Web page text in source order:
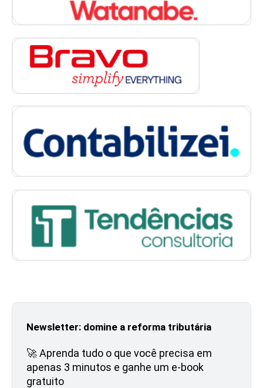
Newsletter: domine a reforma tributária
🚀 Aprenda tudo o que você precisa em
apenas 3 minutos e ganhe um e-book
gratuito